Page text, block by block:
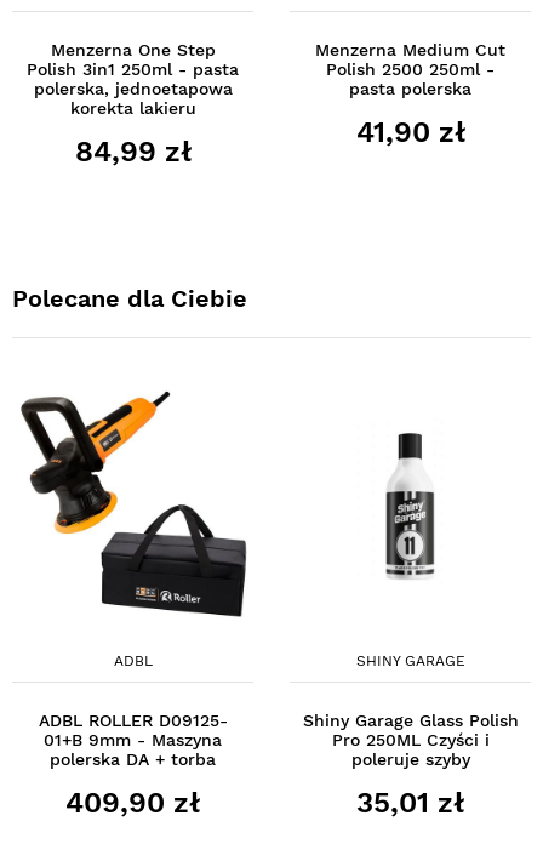
Menzerna One Step
Polish 3in1 250ml - pasta
polerska, jednoetapowa
korekta lakieru
84,99 zł
Menzerna Medium Cut
Polish 2500 250ml -
pasta polerska
41,90 zł
Polecane dla Ciebie
ADBL
ADBL ROLLER D09125-
01+B 9mm - Maszyna
polerska DA + torba
409,90 zł
SHINY GARAGE
Shiny Garage Glass Polish
Pro 250ML Czyści i
poleruje szyby
35,01 zł